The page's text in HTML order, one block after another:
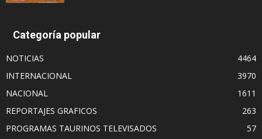
Categoría popular
NOTICIAS
4464
INTERNACIONAL
3970
NACIONAL
1611
REPORTAJES GRAFICOS
263
PROGRAMAS TAURINOS TELEVISADOS
57